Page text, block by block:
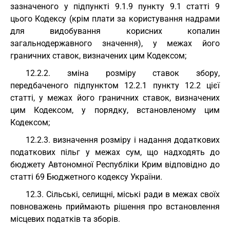
зазначеного у підпункті 9.1.9 пункту 9.1 статті 9
цього Кодексу (крім плати за користування надрами
для видобування корисних копалин
загальнодержавного значення), у межах його
граничних ставок, визначених цим Кодексом;
12.2.2. зміна розміру ставок збору,
передбаченого підпунктом 12.2.1 пункту 12.2 цієї
статті, у межах його граничних ставок, визначених
цим Кодексом, у порядку, встановленому цим
Кодексом;
12.2.3. визначення розміру і надання додаткових
податкових пільг у межах сум, що надходять до
бюджету Автономної Республіки Крим відповідно до
статті 69 Бюджетного кодексу України.
12.3. Сільські, селищні, міські ради в межах своїх
повноважень приймають рішення про встановлення
місцевих податків та зборів.